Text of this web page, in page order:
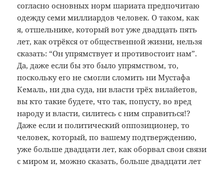
согласно основных норм шариата предпочитаю
одежду семи миллиардов человек. О таком, как
я, отшельнике, который вот уже двадцать пять
лет, как отрёкся от общественной жизни, нельзя
сказать: “Он упрямствует и противостоит нам”.
Да, даже если бы это было упрямством, то,
поскольку его не смогли сломить ни Мустафа
Кемаль, ни два суда, ни власти трёх вилайетов,
вы кто такие будете, что так, попусту, во вред
народу и власти, силитесь с ним справиться!?
Даже если и политический оппозиционер, то
человек, который, по вашему подтверждению,
уже больше двадцати лет, как оборвал свои связи
с миром и, можно сказать, больше двадцати лет